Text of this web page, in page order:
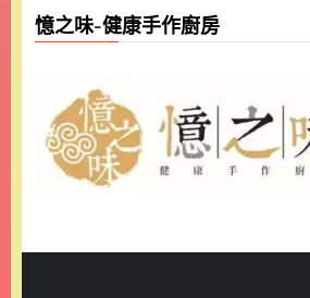
憶之味-健康手作廚房